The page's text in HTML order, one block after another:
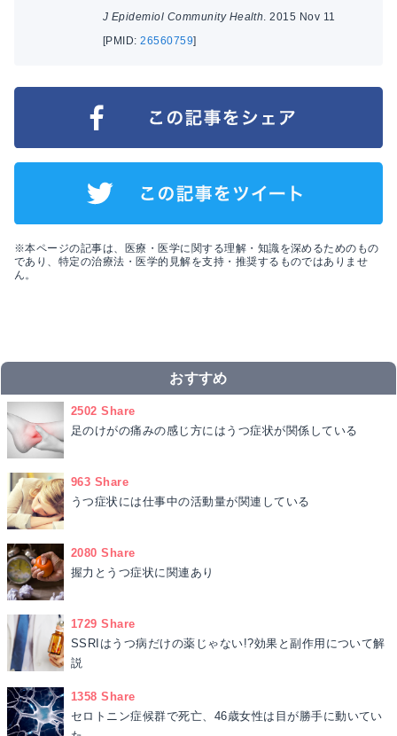
J Epidemiol Community Health . 2015 Nov 11
[PMID:26560759]
※本ページの記事は、医療・医学に関する理解・知識を深めるためのもの
であり、特定の治療法・医学的見解を支持・推奨するものではありませ
ん。
おすすめ
2502 Share
足のけがの痛みの感じ方にはうつ症状が関係している
963 Share
うつ症状には仕事中の活動量が関連している
2080 Share
握力とうつ症状に関連あり
1729 Share
SSRIはうつ病だけの薬じゃない!?効果と副作用について解
説
1358 Share
セロトニン症候群で死亡、46歳女性は目が勝手に動いてい